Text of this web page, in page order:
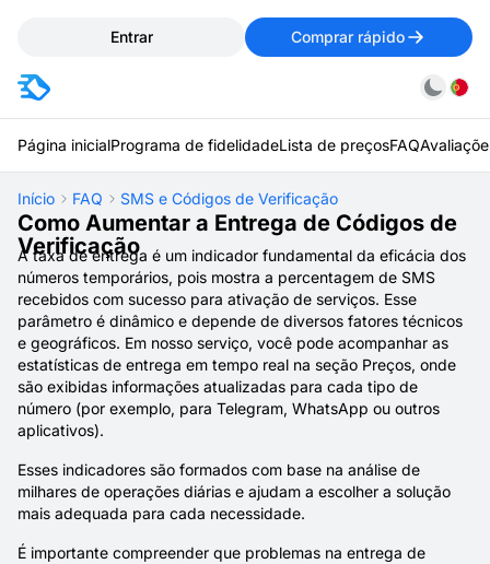
Entrar Comprar rápido
Página inicialPrograma de fidelidadeLista de preçosFAQ
Início FAQ SMS e Códigos de Verificação
Como Aumentar a Entrega de Códigos de
Verificação
A taxa de entrega é um indicador fundamental da eficácia dos
números temporários, pois mostra a percentagem de SMS
recebidos com sucesso para ativação de serviços. Esse
parâmetro é dinâmico e depende de diversos fatores técnicos
e geográficos. Em nosso serviço, você pode acompanhar as
estatísticas de entrega em tempo real na seção Preços, onde
são exibidas informações atualizadas para cada tipo de
número (por exemplo, para Telegram, WhatsApp ou outros
aplicativos).
Esses indicadores são formados com base na análise de
milhares de operações diárias e ajudam a escolher a solução
mais adequada para cada necessidade.
É importante compreender que problemas na entrega de